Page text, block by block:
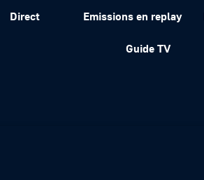
Direct Emissions en replay
Guide TV